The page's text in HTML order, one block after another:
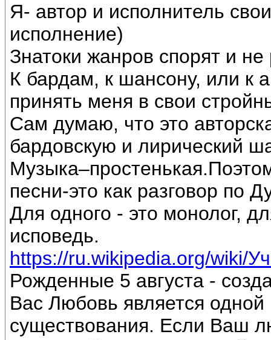
Я- автор и исполнитель
исполнение)
Знатоки жанров спорят и
К бардам, к шансону, или к
принять меня в свои
Сам думаю, что это
бардовскую и лирический
песни-это как разговор по
Для одного - это монолог,
исповедь.
https://ru.wikipedia.org/wiki/
Рожденные 5 августа -
Вас Любовь является
существования. Если Ваш